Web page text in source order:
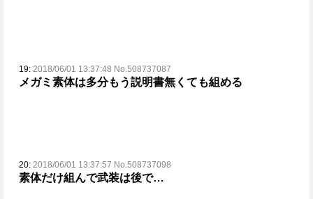
19: 2018/06/01 13:37:48 No.508737087
メガミ素体は多分もう説明書無くても組める
20: 2018/06/01 13:37:57 No.508737098
素体だけ組んで武装は後で…